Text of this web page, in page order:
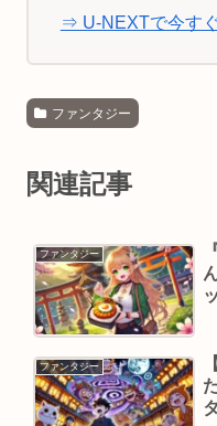
⇒ U-NEXTで今す
ファンタジー
関連記事
ファンタジー
ファンタジー